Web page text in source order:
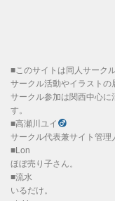
■このサイトは同人サーク
サークル活動やイラストの
サークル参加は関西中心
す。
■高瀬川ユイ
サークル代表兼サイト管理
■Lon
ほぼ売り子さん。
■流水
いるだけ。